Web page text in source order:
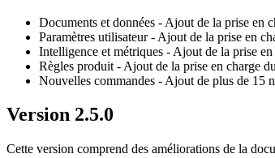
Documents et données - Ajout de la prise en
Paramètres utilisateur- Ajout de la prise en
Intelligence et métriques - Ajout de la prise
Règles produit - Ajout de la prise en charge
Nouvelles commandes - Ajout de plus de 15
Version 2.5.0
Cette version comprend des améliorations de la